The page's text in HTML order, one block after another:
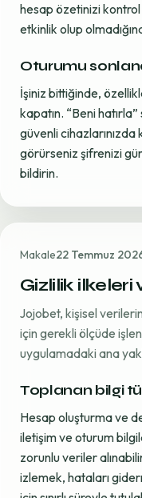
hesap özetinizi
etkinlik olup
Oturumu
İşiniz bittiğinde,
kapatın. “Beni
güvenli cihazlarınızda
görürseniz şifrenizi
bildirin.
Makale22 Temmuz
Gizlilik ilkeleri
Jojobet, kişisel
için gerekli ölçüde
uygulamadaki ana
Toplanan bilgi
Hesap oluşturma ve
iletişim ve oturum
zorunlu veriler
izlemek, hataları